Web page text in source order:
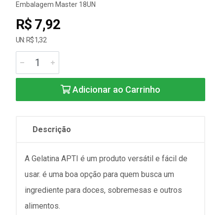
Embalagem Master 18UN
R$ 7,92
UN: R$ 1,32
Adicionar ao Carrinho
Descrição
A Gelatina APTI é um produto versátil e fácil de
usar. é uma boa opção para quem busca um
ingrediente para doces, sobremesas e outros
alimentos.